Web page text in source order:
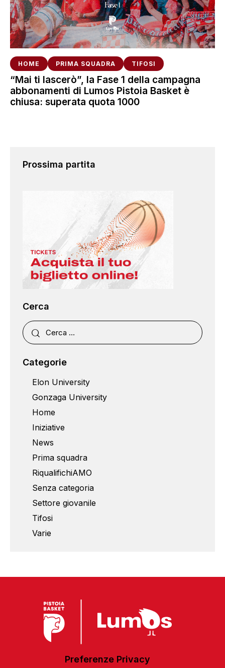
HOME PRIMA SQUADRA TIFOSI
“Mai ti lascerò”, la Fase 1 della campagna
abbonamenti di Lumos Pistoia Basket è
chiusa: superata quota 1000
Prossima partita
Cerca
Categorie
Elon University
Gonzaga University
Home
Iniziative
News
Prima squadra
RiqualifichiAMO
Senza categoria
Settore giovanile
Tifosi
Varie
Preferenze Privacy